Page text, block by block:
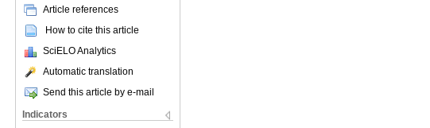
Article references
How to cite this article
SciELO Analytics
Automatic translation
Send this article by e-mail
Indicators